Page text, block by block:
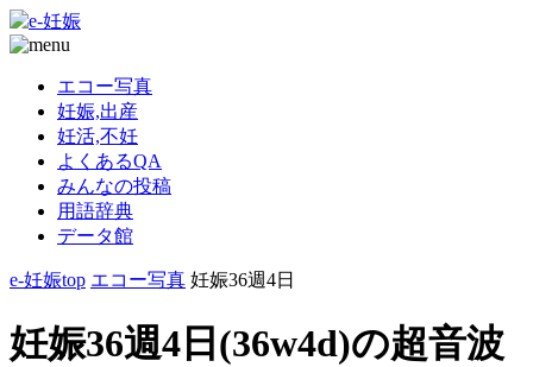
エコー写真
妊娠,出産
妊活,不妊
よくあるQA
みんなの投稿
用語辞典
データ館
e-妊娠top エコー写真 妊娠36週4日
妊娠36週4日(36w4d)の超音波